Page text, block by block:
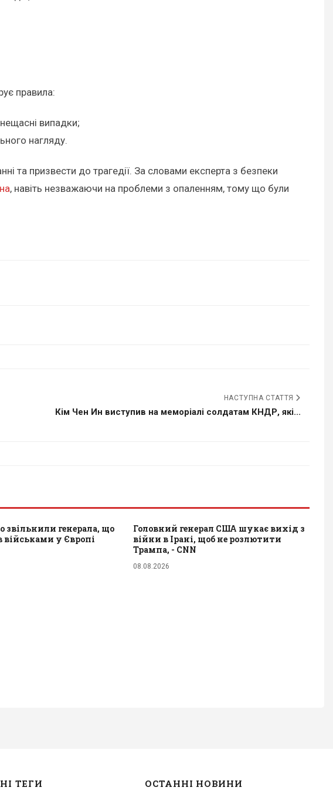
правила:
випадки;
нагляду.
та призвести до трагедії. За словами експерта з безпеки
, навіть незважаючи на проблеми з опаленням, тому що були
НАСТУПНА СТАТТЯ
Кім Чен Ин виступив на меморіалі солдатам КНДР, які...
звільнили генерала, що
у Європі
Головний генерал США шукає вихід з
війни в Ірані, щоб не розлютити
Трампа, - CNN
08.08.2026
ТЕГИ ОСТАННІ НОВИНИ